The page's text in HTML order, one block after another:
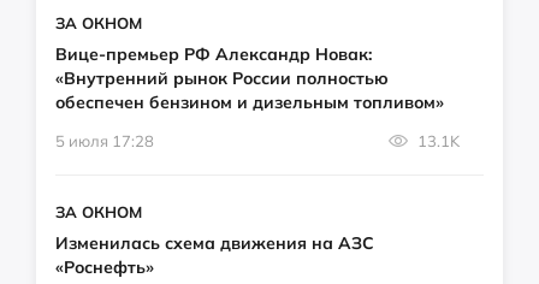
ЗА ОКНОМ
Вице-премьер РФ Александр Новак:
«Внутренний рынок России полностью
обеспечен бензином и дизельным топливом»
5 июля 17:28 13.1K
ЗА ОКНОМ
Изменилась схема движения на АЗС
«Роснефть»